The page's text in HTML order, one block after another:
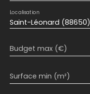
Saint-Léonard (88650)
Localisation
Budget max (€)
Surface min (m²)